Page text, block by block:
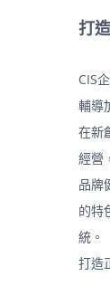
打
CIS
輔導
在新
經營
品牌
的特
統。
打造